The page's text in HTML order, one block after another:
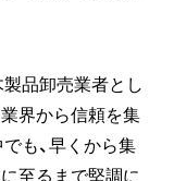
製品卸売業者とし
界から信頼を集
も、早くから集
至るまで堅調に